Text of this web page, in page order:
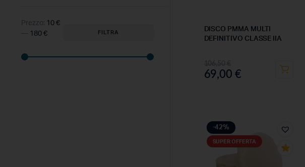
DISCO PMMA MULTI
DEFINITIVO CLASSE IIA
69,00€
-42%
SUPER OFFERTA
FILTRA
Prezzo: 10 €
— 180 €